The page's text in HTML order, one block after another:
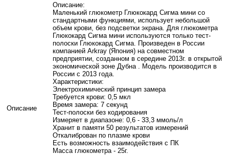
Описание
Описание:
Маленький глюкометр Глюкокард Сигма мини со
стандартными функциями, использует небольшой
объем крови, без подсветки экрана. Для глюкометра
Глюкокард Сигма мини используются только тест-
полоски Глюкокард Сигма. Произведен в России
компанией Arkray (Япония) на совместном
предприятии, созданном в середине 2013г. в открытой
экономической зоне Дубна . Модель производится в
России с 2013 года.
Характеристики:
Электрохимический принцип замера
Требуется крови: 0,5 мкл
Время замера: 7 секунд
Тест-полоски без кодирования
Измеряет в диапазоне: 0,6 - 33,3 ммоль/л
Хранит в памяти 50 результатов измерений
Откалиброван по плазме крови
Есть возможность взаимодействия с ПК
Масса глюкометра - 25г.